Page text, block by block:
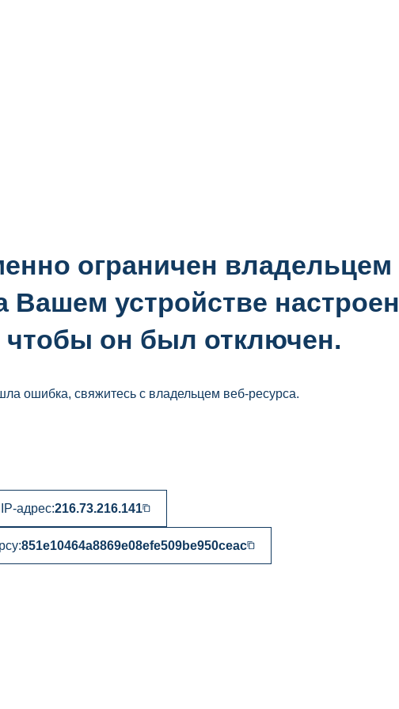
ограничен владельцем
Вашем устройстве настроен
чтобы он был отключен.
ошибка, свяжитесь с владельцем веб-ресурса.
адрес:216.73.216.141
851e10464a8869e08efe509be950ceac